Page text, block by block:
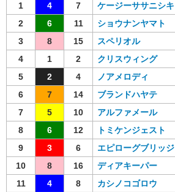
1 4 7 ケージーササニシキ
2
6 11 ショウナンヤマト
3
8 15 スペリオル
4
1 2 クリスウィング
5
2 4 ノアメロディ
6
7 14 ブランドハヤテ
7
5 10 アルファメール
8
6 12 トミケンジェスト
9
3 6 エピローグブリッジ
10
8 16 ディアキーパー
11
4 8 カシノコゴロウ